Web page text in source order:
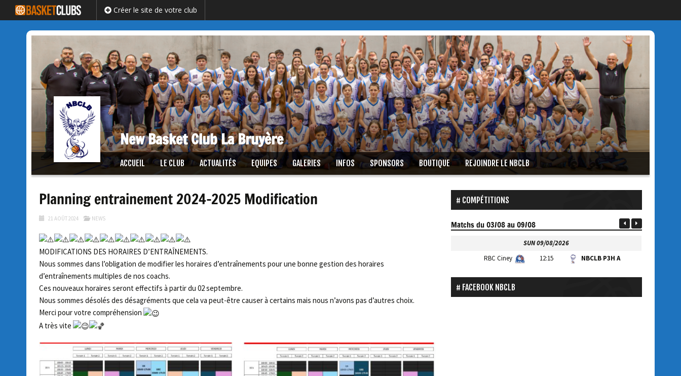
Créer le site de votre club
New Basket Club La Bruyère
Passer
ACCUEIL LE CLUB ACTUALITÉS EQUIPES GALERIES INFOS SPONSORS BOUTIQUE REJOINDRE LE NBCLB
Planning entrainement 2024-2025 Modification
21 AOÛT 2024 NEWS
MODIFICATIONS DES HORAIRES D’ENTRAÎNEMENTS.
Nous sommes dans l’obligation de modifier les horaires d’entraînements pour une bonne gestion des horaires
d’entraînements multiples de nos coachs.
Ces nouveaux horaires seront effectifs à partir du 02 septembre.
Nous sommes désolés des désagréments que cela va peut-être causer à certains mais nous n’avons pas d’autres choix.
Merci pour votre compréhension
A très vite
COMPÉTITIONS
Matchsdu 03/08 au 09/08
SUN 09/08/2026
RBC Ciney
12:15 NBCLB P3H A
FACEBOOK NBCLB